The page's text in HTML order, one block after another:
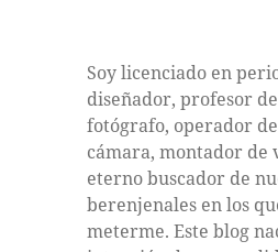
Soy licenciado en
diseñador, profesor
fotógrafo, operador de
cámara, montador de
eterno buscador de
berenjenales en los
meterme. Este blog